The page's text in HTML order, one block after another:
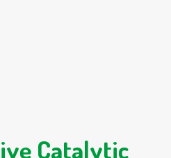
Catalytic